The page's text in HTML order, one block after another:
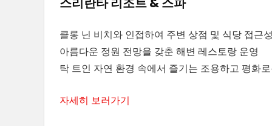
클롱 닌 비치와 인접하여 주변 상점 및 식당 접근
아름다운 정원 전망을 갖춘 해변 레스토랑 운영
탁 트인 자연 환경 속에서 즐기는 조용하고 평화
자세히 보러가기